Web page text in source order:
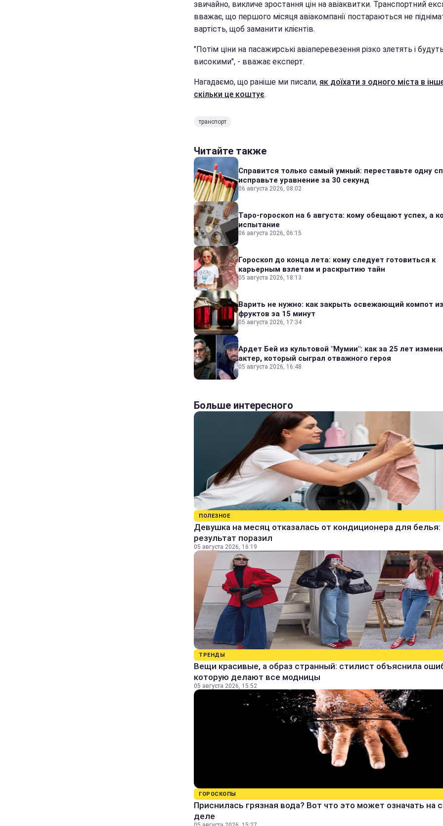
звичайно, викличе зростання цін на авіаквитки. Транспортний
вважає, що першого місяця авіакомпанії постараються не
вартість, щоб заманити клієнтів.
"Потім ціни на пасажирські авіаперевезення різко злетять і
високими", - вважає експерт.
Нагадаємо, що раніше ми писали, як доїхати з одного міста в
скільки це коштує.
транспорт
Читайте также
Справится только самый умный: переставьте одну
исправьте уравнение за 30 секунд
06 августа 2026, 08:02
Таро-гороскоп на 6 августа: кому обещают успех, а
испытание
06 августа 2026, 06:15
Гороскоп до конца лета: кому следует готовиться к
карьерным взлетам и раскрытию тайн
05 августа 2026, 18:13
Варить не нужно: как закрыть освежающий компот
фруктов за 15 минут
05 августа 2026, 17:34
Ардет Бей из культовой "Мумии": как за 25 лет
актер, который сыграл отважного героя
05 августа 2026, 16:48
Больше интересного
ПОЛЕЗНОЕ
Девушка на месяц отказалась от кондиционера для белья:
результат поразил
05 августа 2026, 16:19
ТРЕНДЫ
Вещи красивые, а образ странный: стилист объяснила
которую делают все модницы
05 августа 2026, 15:52
ГОРОСКОПЫ
Приснилась грязная вода? Вот что это может означать на
деле